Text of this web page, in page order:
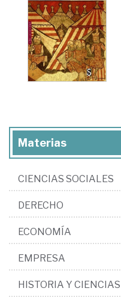
Materias
CIENCIAS SOCIALES
DERECHO
ECONOMÍA
EMPRESA
HISTORIA Y